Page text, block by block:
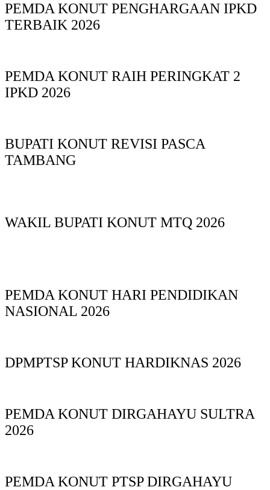
PEMDA KONUT PENGHARGAAN IPKD
TERBAIK 2026
PEMDA KONUT RAIH PERINGKAT 2
IPKD 2026
BUPATI KONUT REVISI PASCA
TAMBANG
WAKIL BUPATI KONUT MTQ 2026
PEMDA KONUT HARI PENDIDIKAN
NASIONAL 2026
DPMPTSP KONUT HARDIKNAS 2026
PEMDA KONUT DIRGAHAYU SULTRA
2026
PEMDA KONUT PTSP DIRGAHAYU